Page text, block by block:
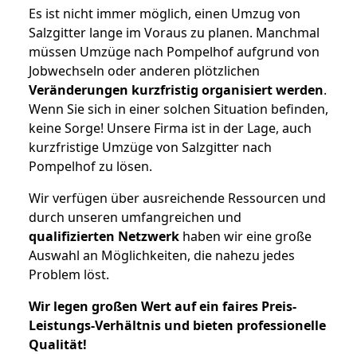
Es ist nicht immer möglich, einen Umzug von
Salzgitter lange im Voraus zu planen. Manchmal
müssen Umzüge nach Pompelhof aufgrund von
Jobwechseln oder anderen plötzlichen
Veränderungen kurzfristig organisiert werden.
Wenn Sie sich in einer solchen Situation befinden,
keine Sorge! Unsere Firma ist in der Lage, auch
kurzfristige Umzüge von Salzgitter nach
Pompelhof zu lösen.
Wir verfügen über ausreichende Ressourcen und
durch unseren umfangreichen und
qualifizierten Netzwerk haben wir eine große
Auswahl an Möglichkeiten, die nahezu jedes
Problem löst.
Wir legen großen Wert auf ein faires Preis-
Leistungs-Verhältnis und bieten professionelle
Qualität!